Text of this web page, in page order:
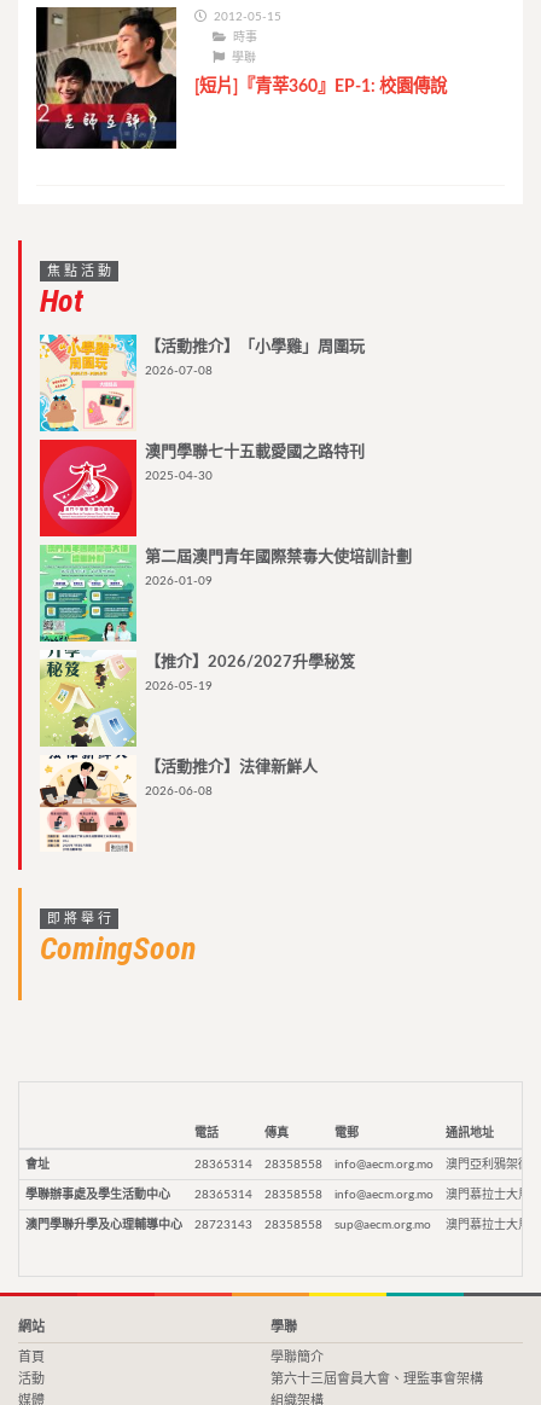
2012-05-15
時事
學聯
[短片]『青莘360』EP-1: 校園傳說
焦點活動
Hot
【活動推介】「小學雞」周圍玩
2026-07-08
澳門學聯七十五載愛國之路特刊
2025-04-30
第二屆澳門青年國際禁毒大使培訓計劃
2026-01-09
【推介】2026/2027升學秘笈
2026-05-19
【活動推介】法律新鮮人
2026-06-08
即將舉行
ComingSoon
電話 傳真 電郵 通訊地址
會址 28365314 28358558 info@aecm.org.mo 澳門亞利鴉架街9
學聯辦事處及學生活動中心 28365314 28358558 info@aecm.org.mo 澳門慕拉士大馬
澳門學聯升學及心理輔導中心 28723143 28358558 sup@aecm.org.mo 澳門慕拉士大馬
網站
首頁
活動
媒體
學聯
學聯簡介
第六十三屆會員大會、理監事會架構
組織架構